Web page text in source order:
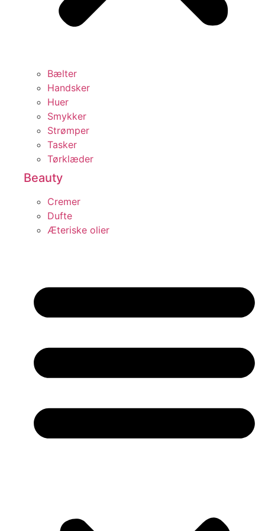
Bælter
Handsker
Huer
Smykker
Strømper
Tasker
Tørklæder
Beauty
Cremer
Dufte
Æteriske olier